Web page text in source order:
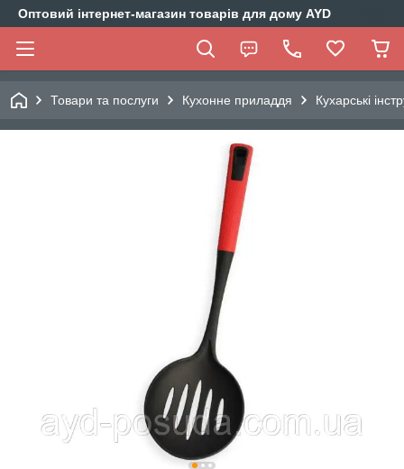
Оптовий інтернет-магазин товарів для дому AYD
Товари та послуги Кухонне приладдя Кухарські